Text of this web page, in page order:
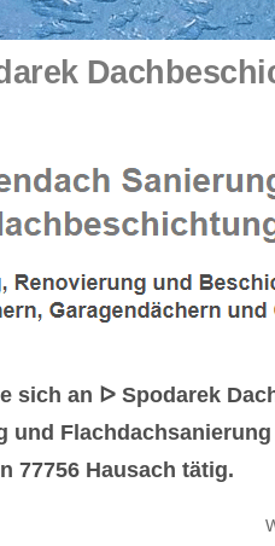
sich an ᐅ Spodarek
und
77756 Hausach tätig.